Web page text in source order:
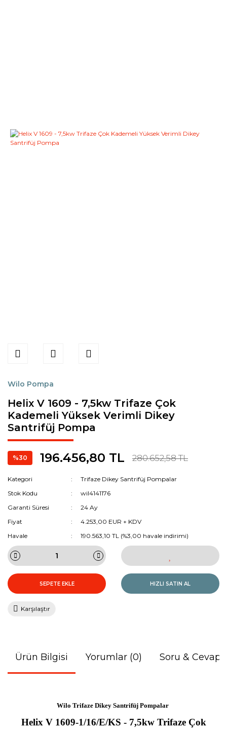
Wilo Pompa
Helix V 1609 - 7,5kw Trifaze Çok
Kademeli Yüksek Verimli Dikey
Santrifüj Pompa
%30 196.456,80 TL 280.652,58 TL
Kategori
Trifaze Dikey Santrifüj Pompalar
Stok Kodu
wil4141176
Garanti Süresi
24 Ay
Fiyat
4.253,00 EUR + KDV
Havale
190.563,10 TL (%3,00 havale indirimi)
SEPETE EKLE HIZLI SATIN AL
Karşılaştır
Ürün Bilgisi Yorumlar (0) Soru & Cevap
Wilo Trifaze Dikey Santrifüj Pompalar
Helix V 1609-1/16/E/KS - 7,5kw Trifaze Çok